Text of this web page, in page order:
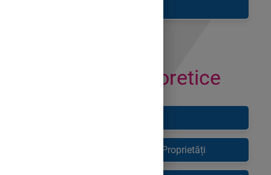
Noțiuni Teoretice
Formula Termenului General și Proprietăți